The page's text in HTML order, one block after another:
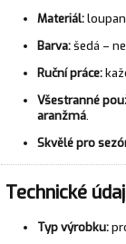
Materiál:
Barva:šedá –
Ruční práce:
Všestranné
aranžmá.
Skvělé pro
Technické
Typ výrobku: